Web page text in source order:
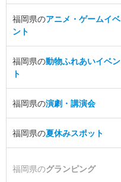
福岡県のアニメ・ゲームイベ
ント
福岡県の動物ふれあいイベン
ト
福岡県の演劇・講演会
福岡県の夏休みスポット
福岡県のグランピング